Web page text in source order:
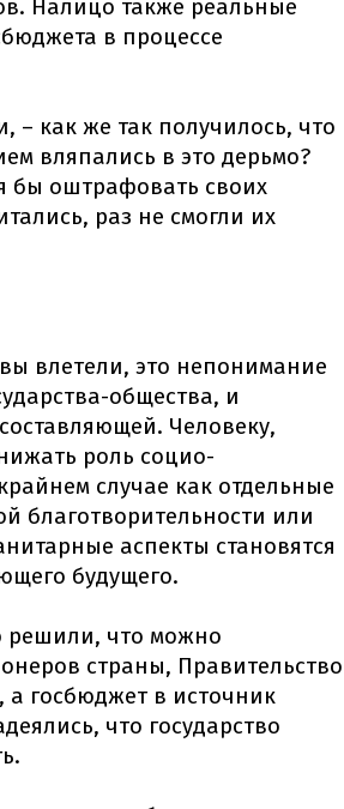
Налицо также реальные
в процессе
– как же так получилось, что
вляпались в это дерьмо?
бы оштрафовать своих
раз не смогли их
влетели, это непонимание
общества, и
Человеку,
роль социо-
случае как отдельные
благотворительности или
аспекты становятся
будущего.
решили, что можно
страны, Правительство
госбюджет в источник
что государство